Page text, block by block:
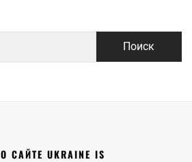
О САЙТЕ UKRAINE IS